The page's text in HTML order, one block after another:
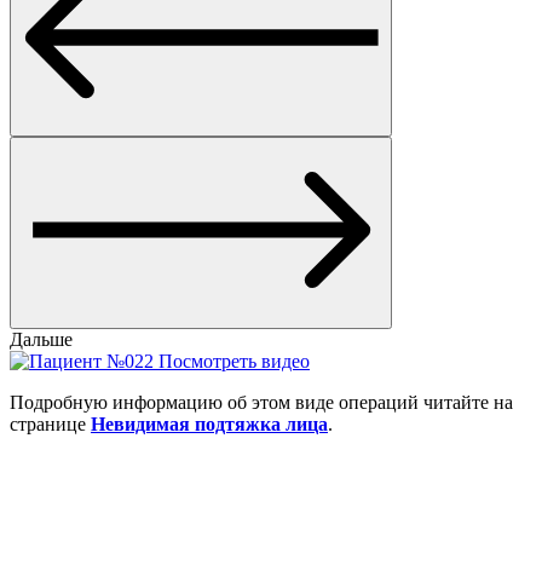
Дальше
Посмотреть видео
Подробную информацию об этом виде операций читайте на
странице Невидимая подтяжка лица.